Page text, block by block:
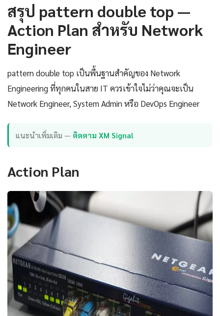
สรุป pattern double top —
Action Plan สำหรับ Network
Engineer
pattern double top เป็นพื้นฐานสำคัญของ Network
Engineering ที่ทุกคนในสาย IT ควรเข้าใจไม่ว่าคุณจะเป็น
Network Engineer, System Admin หรือ DevOps Engineer
แนะนำเพิ่มเติม — ติดตาม XM Signal
Action Plan